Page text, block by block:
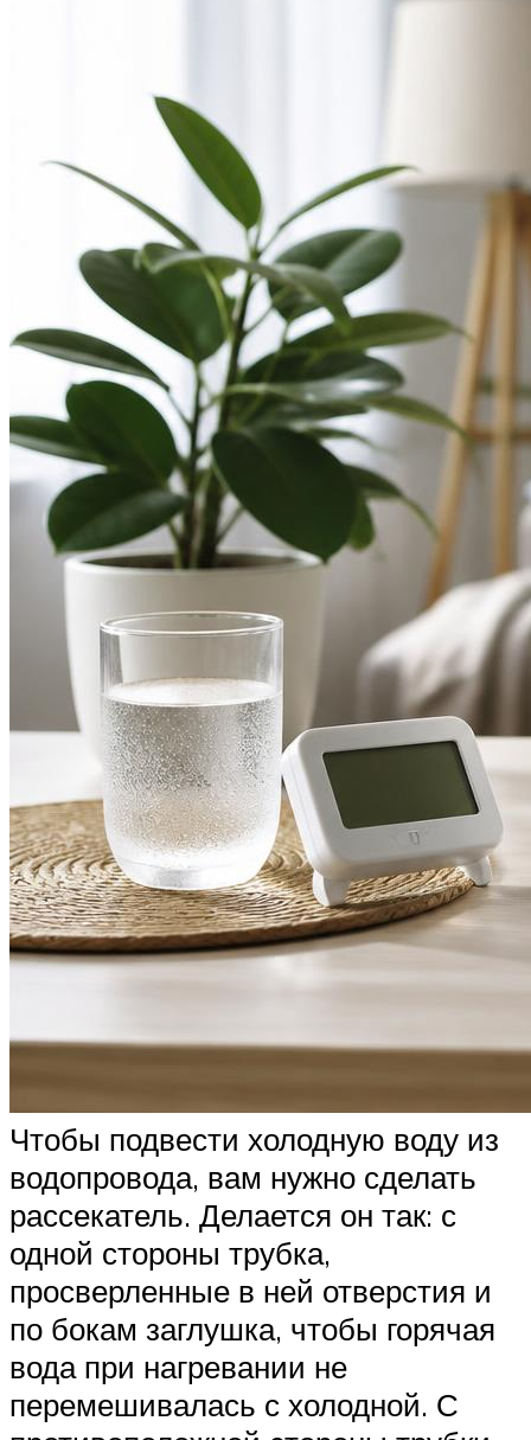
Чтобы подвести холодную воду из
водопровода, вам нужно сделать
рассекатель. Делается он так: с
одной стороны трубка,
просверленные в ней отверстия и
по бокам заглушка, чтобы горячая
вода при нагревании не
перемешивалась с холодной. С